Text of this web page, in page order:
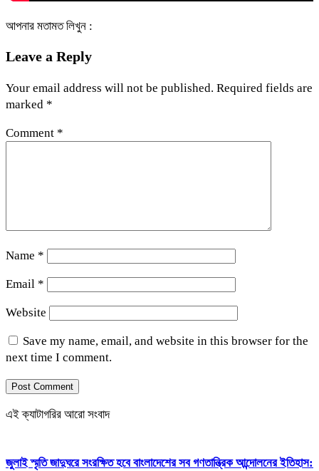
আপনার মতামত লিখুন :
Leave a Reply
Your email address will not be published. Required fields are
marked *
Comment *
Name *
Email *
Website
Save my name, email, and website in this browser for the
next time I comment.
এই ক্যাটাগরির আরো সংবাদ
জুলাই স্মৃতি জাদুঘরে সংরক্ষিত হবে বাংলাদেশের সব গণতান্ত্রিক আন্দোলনের ইতিহাস: